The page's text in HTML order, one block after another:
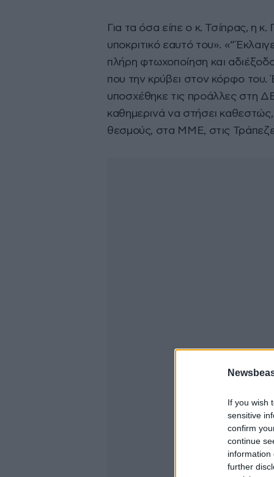
If you wish
sensitive
confirm
continue
information
further
Για τα όσα είπε ο κ. Τσίπρας, η
υποκριτικό εαυτό του».
πλήρη φτωχοποίηση και
που την κρύβει στον κόρφο του.
υποσχέθηκε τις προάλλες στη
καθημερινά να στήσει
θεσμούς, στα ΜΜΕ, στις